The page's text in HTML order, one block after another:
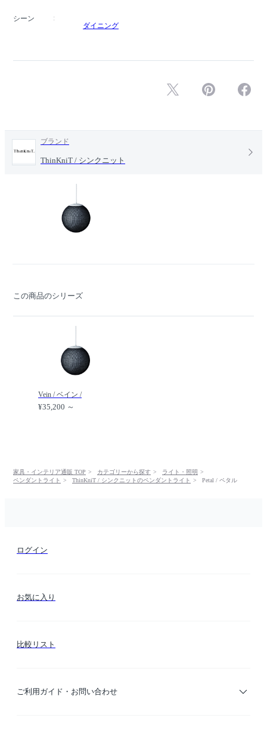
シーン
ダイニング
ブランド
ThinKniT / シンクニット
この商品のシリーズ
Vein / ベイン /
¥35,200 ～
家具・インテリア通販 TOP カテゴリーから探す
ライト・照明
ペンダントライト
ThinKniT / シンクニットのペンダントライト Petal / ペタル
ログイン
お気に入り
比較リスト
ご利用ガイド・お問い合わせ